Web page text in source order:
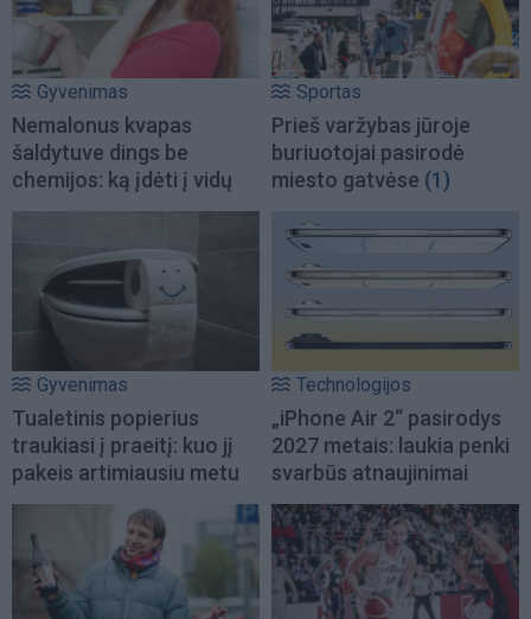
Gyvenimas
Nemalonus kvapas
šaldytuve dings be
chemijos: ką įdėti į vidų
Sportas
Prieš varžybas jūroje
buriuotojai pasirodė
miesto gatvėse (1)
Gyvenimas
Tualetinis popierius
traukiasi į praeitį: kuo jį
pakeis artimiausiu metu
Technologijos
„iPhone Air 2“ pasirodys
2027 metais: laukia penki
svarbūs atnaujinimai